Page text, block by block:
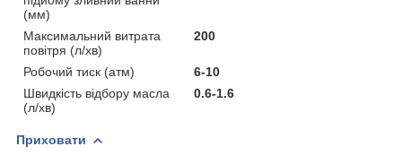
(мм)
Максимальний витрата
повітря (л/хв)
200
Робочий тиск (атм)
6-10
Швидкість відбору масла
(л/хв)
0.6-1.6
Приховати